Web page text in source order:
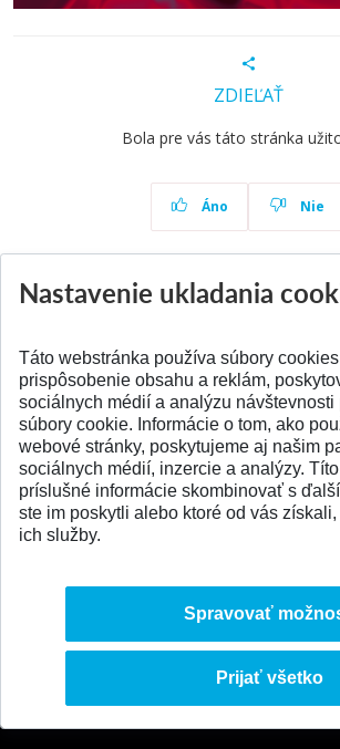
ZDIEĽAŤ
Bola pre vás táto stránka
Áno Nie
SPÄŤ NA VRCH
Nastavenie ukladania
Táto webstránka používa súbory
prispôsobenie obsahu a reklám,
sociálnych médií a analýzu návštevnosti
súbory cookie. Informácie o tom, ako
webové stránky, poskytujeme aj našim
sociálnych médií, inzercie a analýzy.
príslušné informácie skombinovať s
ste im poskytli alebo ktoré od vás
ich služby.
Spravovať
Prijať všetko